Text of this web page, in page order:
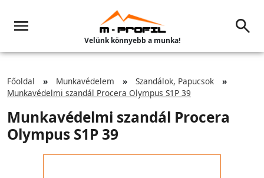
Velünk könnyebb a munka!
Főoldal Munkavédelem
Szandálok, Papucsok
Munkavédelmi szandál Procera Olympus S1P 39
Munkavédelmi szandál Procera
Olympus S1P 39